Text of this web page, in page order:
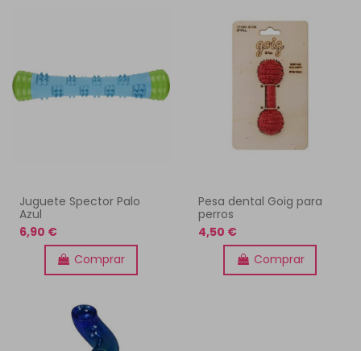
Juguete Spector Palo
Azul
6,90 €
Comprar
Pesa dental Goig para
perros
4,50 €
Comprar